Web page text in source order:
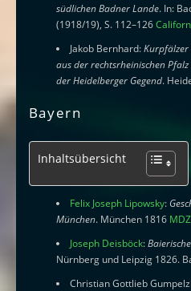
südlichen Badner Lande. In:
(1918/19), S. 112–126
Jakob Bernhard:Kurpfälzer
aus der rechtsrheinischen
der Heidelberger Gegend.
Bayern
Inhaltsübersicht
Felix Joseph Lipowsky:
München. München 1816
Joseph Deisböck:
Nürnberg und Leipzig 1826.
Christian Gottlieb